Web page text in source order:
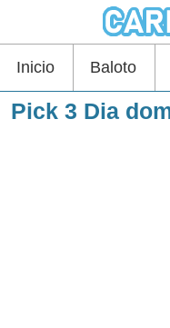
Inicio Baloto
Pick 3 Dia